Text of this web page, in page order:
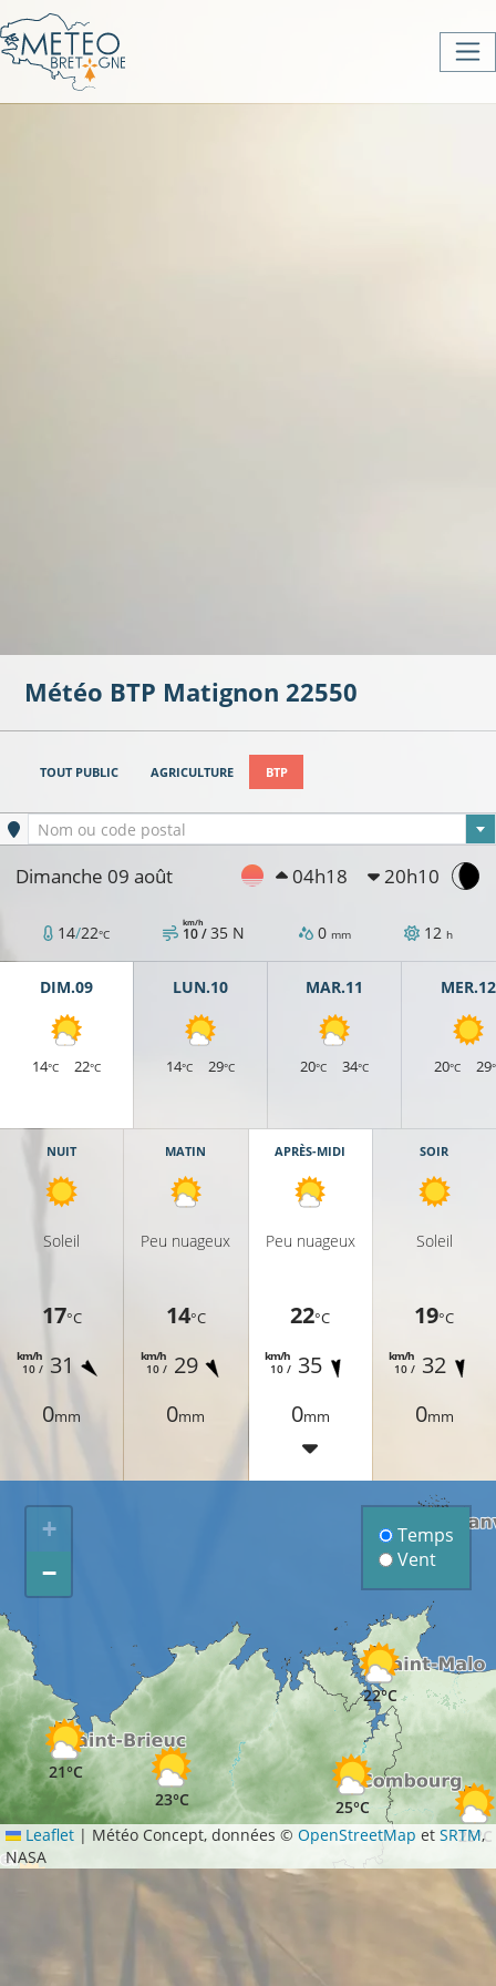
Météo BTP Matignon 22550
TOUT PUBLIC AGRICULTURE BTP
Ville sélectionnée
Nom ou code postal
Dimanche 09 août 04h18 20h10
14/22°C 10 /
km/h 35 N 0 mm 12 h
DIM.09
14°C 22°C
LUN.10
14°C 29°C
MAR.11
20°C 34°C
MER.12
20°C 29
NUIT
Soleil
17°C
10 /
km/h 31
0mm
MATIN
Peu nuageux
14°C
10 /
km/h 29
0mm
APRÈS-MIDI
Peu nuageux
22°C
10 /
km/h 35
0mm
SOIR
Soleil
19°C
10 /
km/h 32
0mm
25°C
23°C
21°C
25°C
22°C
+
−
Temps
Vent
Leaflet | Météo Concept, données ©OpenStreetMap etSRTM,
NASA